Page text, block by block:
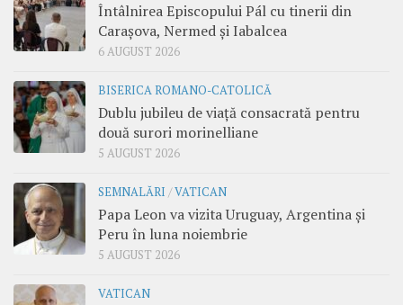
Întâlnirea Episcopului Pál cu tinerii din
Carașova, Nermed și Iabalcea
6 AUGUST 2026
BISERICA ROMANO-CATOLICĂ
Dublu jubileu de viață consacrată pentru
două surori morinelliane
5 AUGUST 2026
SEMNALĂRI /VATICAN
Papa Leon va vizita Uruguay, Argentina și
Peru în luna noiembrie
5 AUGUST 2026
VATICAN